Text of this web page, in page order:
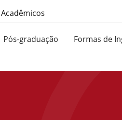
Pós-graduação Formas de